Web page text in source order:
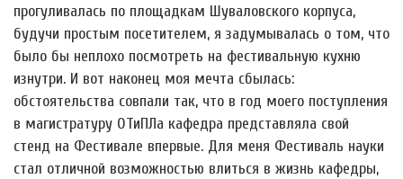
прогуливалась по площадкам Шуваловского корпуса,
будучи простым посетителем, я задумывалась о том, что
было бы неплохо посмотреть на фестивальную кухню
изнутри. И вот наконец моя мечта сбылась:
обстоятельства совпали так, что в год моего поступления
в магистратуру ОТиПЛа кафедра представляла свой
стенд на Фестивале впервые. Для меня Фестиваль науки
стал отличной возможностью влиться в жизнь кафедры,